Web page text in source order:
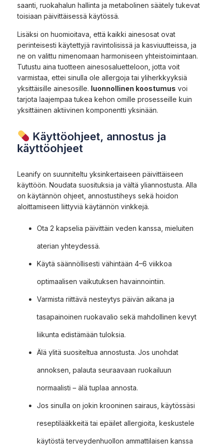
saanti, ruokahalun hallinta ja metabolinen säätely tukevat
toisiaan päivittäisessä käytössä.
Lisäksi on huomioitava, että kaikki ainesosat ovat
perinteisesti käytettyjä ravintolisissä ja kasviuutteissa, ja
ne on valittu nimenomaan harmoniseen yhteistoimintaan.
Tutustu aina tuotteen ainesosaluetteloon, jotta voit
varmistaa, ettei sinulla ole allergoja tai yliherkkyyksiä
yksittäisille ainesosille. luonnollinen koostumus voi
tarjota laajempaa tukea kehon omille prosesseille kuin
yksittäinen aktiivinen komponentti yksinään.
Käyttöohjeet, annostus ja
käyttöohjeet
Leanify on suunniteltu yksinkertaiseen päivittäiseen
käyttöön. Noudata suosituksia ja vältä yliannostusta. Alla
on käytännön ohjeet, annostustiheys sekä hoidon
aloittamiseen liittyviä käytännön vinkkejä.
Ota 2 kapselia päivittäin veden kanssa, mieluiten
aterian yhteydessä.
Käytä säännöllisesti vähintään 4–6 viikkoa
optimaalisen vaikutuksen havainnointiin.
Varmista riittävä nesteytys päivän aikana ja
tasapainoinen ruokavalio sekä mahdollinen kevyt
liikunta edistämään tuloksia.
Älä ylitä suositeltua annostusta. Jos unohdat
annoksen, palauta seuraavaan ruokailuun
normaalisti – älä tuplaa annosta.
Jos sinulla on jokin krooninen sairaus, käytössäsi
reseptilääkkeitä tai epäilet allergioita, keskustele
käytöstä terveydenhuollon ammattilaisen kanssa